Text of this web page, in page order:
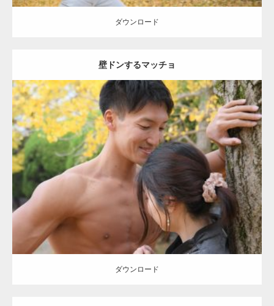
ダウンロード
壁ドンするマッチョ
Update: 2021.07.8
Category:公園のマッチョ その他 AKIHITO(細マッチョ) 大胸筋 肩 腹
筋
ダウンロード
【YouTube】マッチョフリー素材メンバーが
ギネス世界記録…